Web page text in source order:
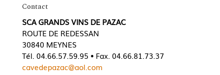
Contact
SCA GRANDS VINS DE PAZAC
ROUTE DE REDESSAN
30840 MEYNES
Tél. 04.66.57.59.95 • Fax. 04.66.81.73.37
cavedepazac@aol.com